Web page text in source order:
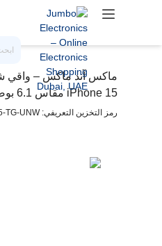
ماكس آند ماكس – واقي
iPhone 15 مقاس 6.1 بوصة.
رمز التخزين التعريفي: MXIP15-TG-UNW